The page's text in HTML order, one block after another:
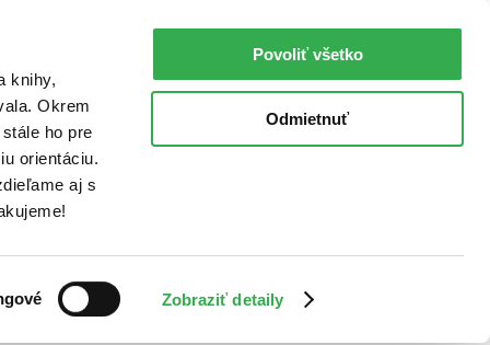
knihy,
Okrem
ho pre
orientáciu.
aj s
Zobraziť detaily
Povoliť všetko
Odmietnuť